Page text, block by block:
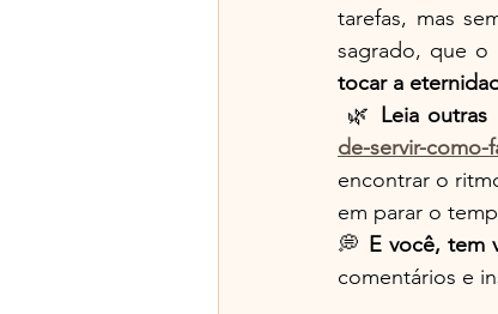
tarefas, mas
sagrado, que
tocar a
🌿 Leia outras
de-servir-como-
encontrar o
em parar o
💭 E você, tem
comentários e